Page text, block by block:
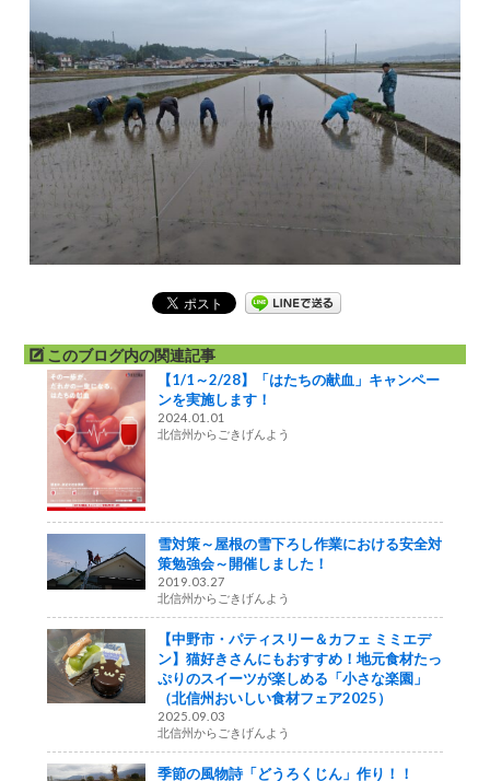
このブログ内の関連記事
【1/1～2/28】「はたちの献血」キャンペー
ンを実施します！
2024.01.01
北信州からごきげんよう
雪対策～屋根の雪下ろし作業における安全対
策勉強会～開催しました！
2019.03.27
北信州からごきげんよう
【中野市・パティスリー＆カフェ ミミエデ
ン】猫好きさんにもおすすめ！地元食材たっ
ぷりのスイーツが楽しめる「小さな楽園」
（北信州おいしい食材フェア2025）
2025.09.03
北信州からごきげんよう
季節の風物詩「どうろくじん」作り！！